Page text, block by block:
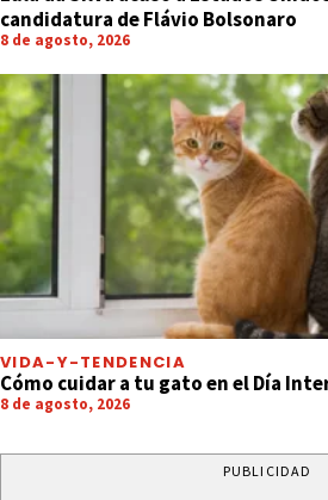
candidatura de Flávio Bolsonaro
8 de agosto, 2026
VIDA-Y-TENDENCIA
Cómo cuidar a tu gato en el Día
8 de agosto, 2026
PUBLICIDAD